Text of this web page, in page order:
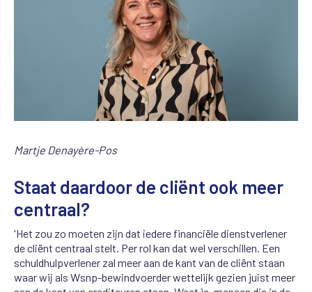
Martje Denayère-Pos
Staat daardoor de cliënt ook meer
centraal?
'Het zou zo moeten zijn dat iedere financiële dienstverlener
de cliënt centraal stelt. Per rol kan dat wel verschillen. Een
schuldhulpverlener zal meer aan de kant van de cliënt staan
waar wij als Wsnp-bewindvoerder wettelijk gezien juist meer